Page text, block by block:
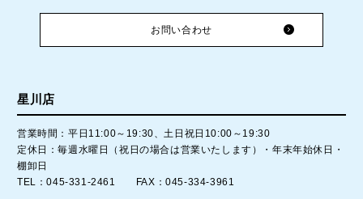
お問い合わせ
星川店
営業時間：平日11:00～19:30、土日祝日10:00～19:30
定休日：毎週水曜日（祝日の場合は営業いたします）・年末年始休日・
棚卸日
TEL：045-331-2461 FAX：045-334-3961